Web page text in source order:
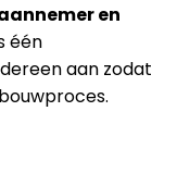
en
één
aan zodat